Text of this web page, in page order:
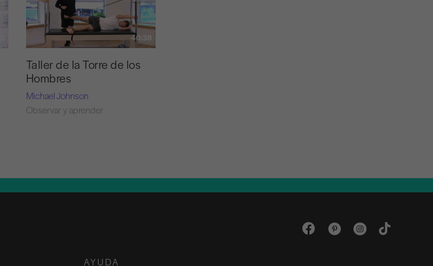
40:38
Taller de la Torre de los
Hombres
Michael Johnson
Observar y aprender
AYUDA